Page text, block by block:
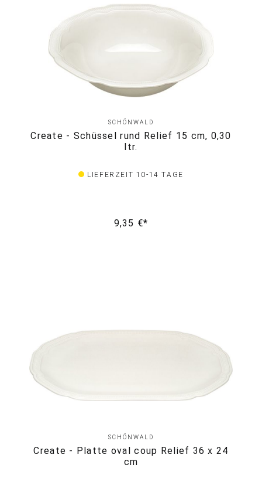
SCHÖNWALD
Create - Schüssel rund Relief 15 cm, 0,30
ltr.
LIEFERZEIT 10-14 TAGE
9,35 €*
SCHÖNWALD
Create - Platte oval coup Relief 36 x 24
cm